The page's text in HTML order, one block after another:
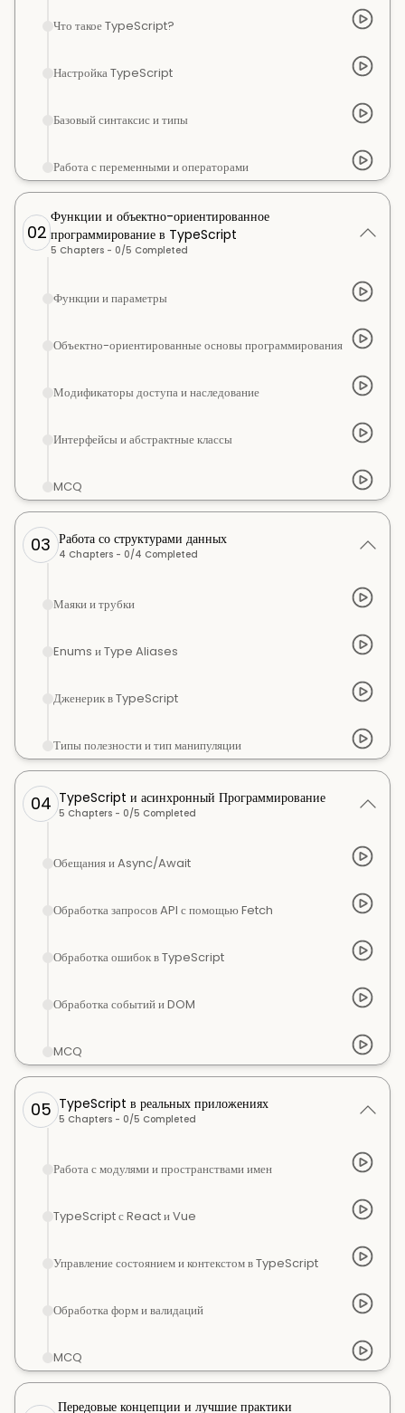
Что такое TypeScript?
Настройка TypeScript
Базовый синтаксис и типы
Работа с переменными и операторами
02
Функции и объектно-ориентированное
программирование в TypeScript
5 Chapters - 0/5 Completed
Функции и параметры
Объектно-ориентированные основы программирования
Модификаторы доступа и наследование
Интерфейсы и абстрактные классы
MCQ
03 Работа со структурами данных
4 Chapters - 0/4 Completed
Маяки и трубки
Enums и Type Aliases
Дженерик в TypeScript
Типы полезности и тип манипуляции
04 TypeScript и асинхронный Программирование
5 Chapters - 0/5 Completed
Обещания и Async/Await
Обработка запросов API с помощью Fetch
Обработка ошибок в TypeScript
Обработка событий и DOM
MCQ
05 TypeScript в реальных приложениях
5 Chapters - 0/5 Completed
Работа с модулями и пространствами имен
TypeScript с React и Vue
Управление состоянием и контекстом в TypeScript
Обработка форм и валидаций
MCQ
Передовые концепции и лучшие практики